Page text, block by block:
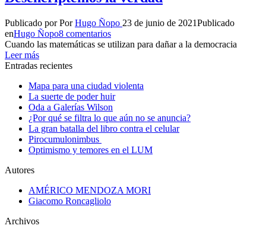
Publicado por PorHugo Ñopo 23 de junio de 2021Publicado
enHugo Ñopo8 comentarios
Cuando las matemáticas se utilizan para dañar a la democracia
Leer más
Entradas recientes
Mapa para una ciudad violenta
La suerte de poder huir
Oda a Galerías Wilson
¿Por qué se filtra lo que aún no se anuncia?
La gran batalla del libro contra el celular
Pirocumulonimbus
Optimismo y temores en el LUM
Autores
AMÉRICO MENDOZA MORI
Giacomo Roncagliolo
Archivos